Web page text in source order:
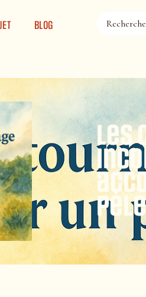
BLOG
Les